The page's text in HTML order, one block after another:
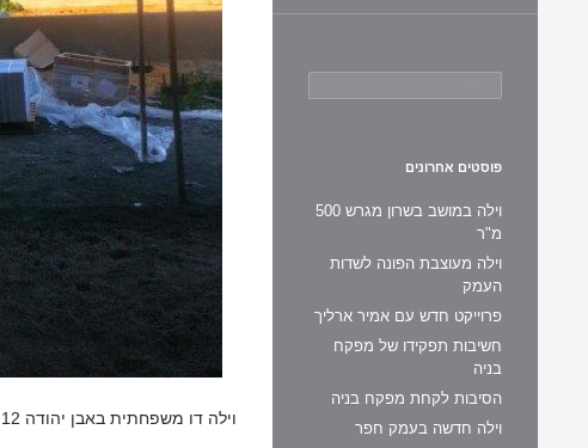
וילה דו משפחתית באבן יהודה 12
פוסטים אחרונים
וילה במושב בשרון מגרש 500
מ"ר
וילה מעוצבת הפונה לשדות
העמק
פרוייקט חדש עם אמיר ארליך
חשיבות תפקידו של מפקח
בניה
הסיבות לקחת מפקח בניה
וילה חדשה בעמק חפר